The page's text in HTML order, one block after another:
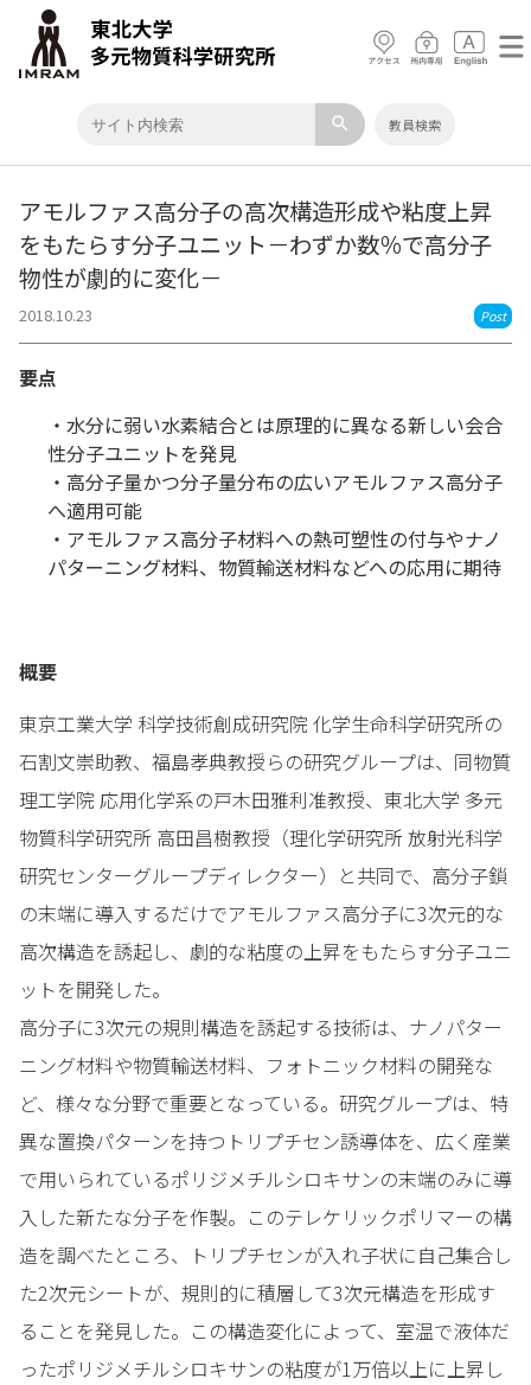
search 教員検索
アモルファス高分子の高次構造形成や粘度上昇
をもたらす分子ユニット－わずか数％で高分子
物性が劇的に変化－
2018.10.23 Post
要点
・水分に弱い水素結合とは原理的に異なる新しい会合
性分子ユニットを発見
・高分子量かつ分子量分布の広いアモルファス高分子
へ適用可能
・アモルファス高分子材料への熱可塑性の付与やナノ
パターニング材料、物質輸送材料などへの応用に期待
概要
東京工業大学 科学技術創成研究院 化学生命科学研究所の
石割文崇助教、福島孝典教授らの研究グループは、同物質
理工学院 応用化学系の戸木田雅利准教授、東北大学 多元
物質科学研究所 高田昌樹教授（理化学研究所 放射光科学
研究センターグループディレクター）と共同で、高分子鎖
の末端に導入するだけでアモルファス高分子に3次元的な
高次構造を誘起し、劇的な粘度の上昇をもたらす分子ユニ
ットを開発した。
高分子に3次元の規則構造を誘起する技術は、ナノパター
ニング材料や物質輸送材料、フォトニック材料の開発な
ど、様々な分野で重要となっている。研究グループは、特
異な置換パターンを持つトリプチセン誘導体を、広く産業
で用いられているポリジメチルシロキサンの末端のみに導
入した新たな分子を作製。このテレケリックポリマーの構
造を調べたところ、トリプチセンが入れ子状に自己集合し
た2次元シートが、規則的に積層して3次元構造を形成す
ることを発見した。この構造変化によって、室温で液体だ
ったポリジメチルシロキサンの粘度が1万倍以上に上昇し